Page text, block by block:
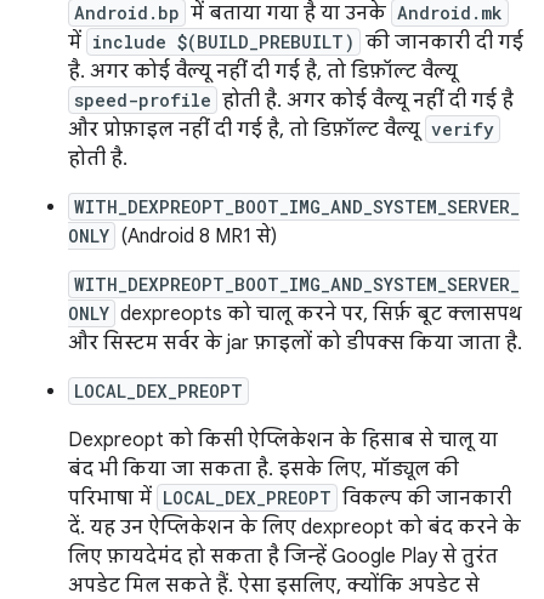
Android.bp में बताया गया है या उनके Android.mk
में include $(BUILD_PREBUILT) की जानकारी दी गई
है. अगर कोई वैल्यू नहीं दी गई है, तो डिफ़ॉल्ट वैल्यू
speed-profile होती है. अगर कोई वैल्यू नहीं दी गई है
और प्रोफ़ाइल नहीं दी गई है, तो डिफ़ॉल्ट वैल्यू verify
होती है.
WITH_DEXPREOPT_BOOT_IMG_AND_SYSTEM_SERVER_
ONLY (Android 8 MR1 से)
WITH_DEXPREOPT_BOOT_IMG_AND_SYSTEM_SERVER_
ONLY dexpreopts को चालू करने पर, सिर्फ़ बूट क्लासपथ
और सिस्टम सर्वर के jar फ़ाइलों को डीपक्स किया जाता है.
LOCAL_DEX_PREOPT
Dexpreopt को किसी ऐप्लिकेशन के हिसाब से चालू या
बंद भी किया जा सकता है. इसके लिए, मॉड्यूल की
परिभाषा में LOCAL_DEX_PREOPT विकल्प की जानकारी
दें. यह उन ऐप्लिकेशन के लिए dexpreopt को बंद करने के
लिए फ़ायदेमंद हो सकता है जिन्हें Google Play से तुरंत
अपडेट मिल सकते हैं. ऐसा इसलिए, क्योंकि अपडेट से